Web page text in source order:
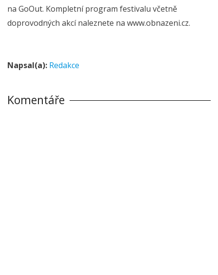
na GoOut. Kompletní program festivalu včetně
doprovodných akcí naleznete na www.obnazeni.cz.
Napsal(a): Redakce
Komentáře